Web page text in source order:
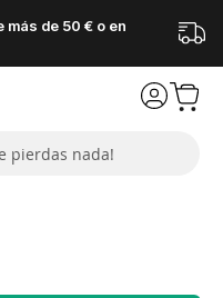
más de 50 € o en